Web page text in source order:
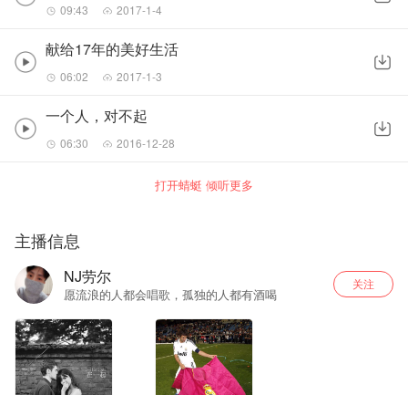
09:43 2017-1-4
献给17年的美好生活
06:02 2017-1-3
一个人，对不起
06:30 2016-12-28
打开蜻蜓 倾听更多
主播信息
NJ劳尔
愿流浪的人都会唱歌，孤独的人都有酒喝
关注